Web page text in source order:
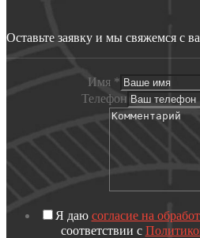
Оставьте заявку и мы свяжемся с
Имя *
Телефон
Я даю согласие на
соответствии с